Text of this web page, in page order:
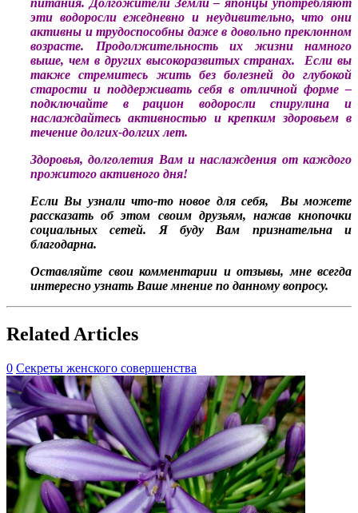
питания. Долгожители Земли – японцы употребляют
эти водоросли ежедневно и неудивительно, что они
активны и трудоспособны даже в довольно преклонном
возрасте. Продолжительность их жизни намного
выше, чем в других высокоразвитых странах. Если вы
также стремитесь жить без болезней до глубокой
старости и поддерживать себя в отличной форме –
подключайте в рацион водоросли спирулина и
наслаждайтесь активностью и крепким здоровьем в
течение долгих-долгих лет.
Здоровья, долголетия Вам и наслаждения от каждого
прожитого активного дня!
Если Вы узнали что-то новое для себя, Вы можете
рассказать об этом своим друзьям, нажав кнопочки
социальных сетей. Я буду Вам признательна и
благодарна.
Оставляйте свои комментарии и отзывы, мне всегда
интересно узнать Ваше мнение по данному вопросу.
Related Articles
0 Секреты женского совершенства